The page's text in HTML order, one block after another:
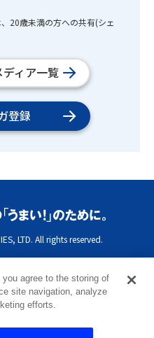
20歳未満の方への共有(シェ
ィア一覧
登録
LTD. All rights reserved.
you agree to the storing of
site navigation, analyze
efforts.